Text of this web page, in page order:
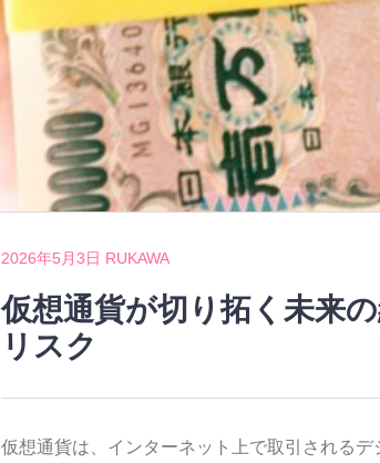
2026年5月3日 RUKAWA
仮想通貨が切り拓く未来
リスク
仮想通貨は、インターネット上で取引されるデ